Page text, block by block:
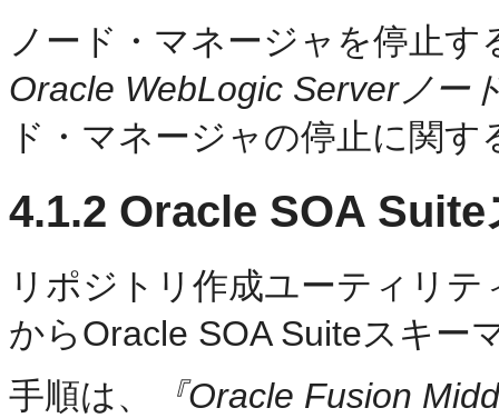
ノード・マネージャを停止す
Oracle WebLogic Serverノー
ド・マネージャの停止に関
4.1.2 Oracle SOA Suite
リポジトリ作成ユーティリ
からOracle SOA Suiteスキー
手順は、
『Oracle Fusion